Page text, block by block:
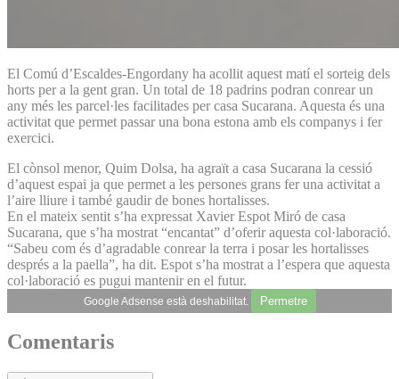
El Comú d’Escaldes-Engordany ha acollit aquest matí el sorteig dels
horts per a la gent gran. Un total de 18 padrins podran conrear un
any més les parcel·les facilitades per casa Sucarana. Aquesta és una
activitat que permet passar una bona estona amb els companys i fer
exercici.
El cònsol menor, Quim Dolsa, ha agraït a casa Sucarana la cessió
d’aquest espai ja que permet a les persones grans fer una activitat a
l’aire lliure i també gaudir de bones hortalisses.
En el mateix sentit s’ha expressat Xavier Espot Miró de casa
Sucarana, que s’ha mostrat “encantat” d’oferir aquesta col·laboració.
“Sabeu com és d’agradable conrear la terra i posar les hortalisses
després a la paella”, ha dit. Espot s’ha mostrat a l’espera que aquesta
col·laboració es pugui mantenir en el futur.
Google Adsense està deshabilitat. Permetre
Comentaris